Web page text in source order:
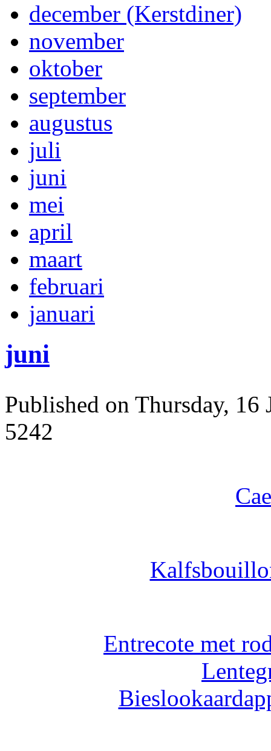
december (Kerstdiner)
november
oktober
september
augustus
juli
juni
mei
april
maart
februari
januari
juni
Published on Thursday,
5242
Entrecote met